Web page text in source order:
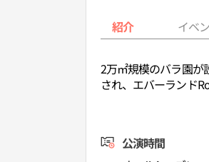
紹介 イベ
2万㎡規模のバラ園が
され、エバーランド
公演時間